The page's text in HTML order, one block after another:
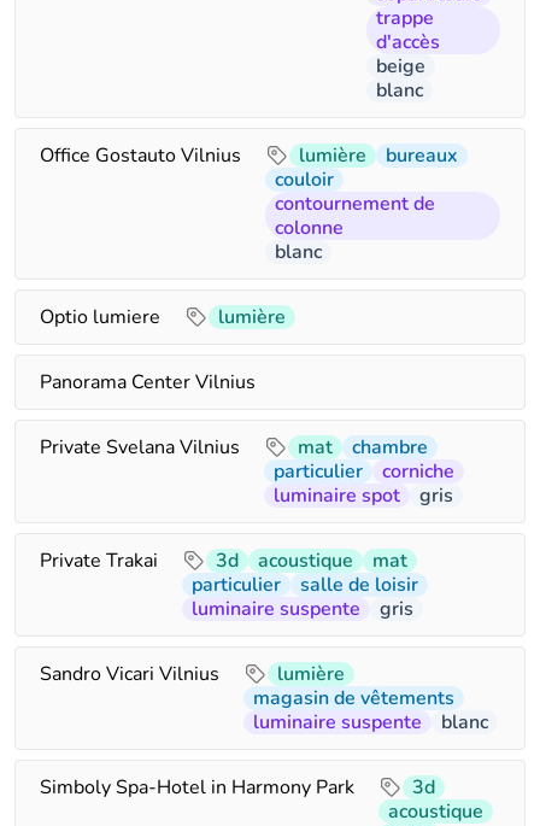
trappe
d'accès
beige
blanc
Office Gostauto Vilnius lumière
bureaux
couloir
contournement de
colonne
blanc
Optio lumiere lumière
Panorama Center Vilnius
Private Svelana Vilnius mat
chambre
particulier
corniche
luminaire spot
gris
Private Trakai 3d acoustique
mat
particulier
salle de loisir
luminaire suspente
gris
Sandro Vicari Vilnius
lumière
magasin de vêtements
luminaire suspente
blanc
Simboly Spa-Hotel in Harmony Park
3d
acoustique